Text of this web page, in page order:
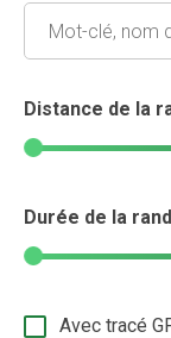
Distance de la
Durée de la
Avec tracé